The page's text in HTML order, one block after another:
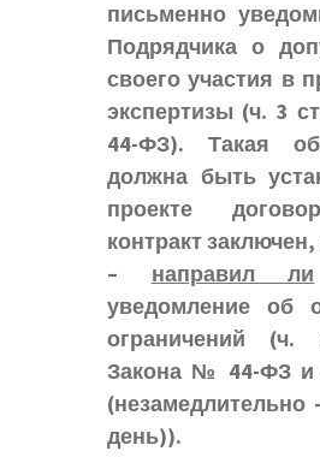
письменно
Подрядчика о
своего участия в
экспертизы (ч. 3
44-ФЗ). Такая
должна быть
проекте
контракт
– направил ли
уведомление об
ограничений
Закона № 44-ФЗ и
день)).